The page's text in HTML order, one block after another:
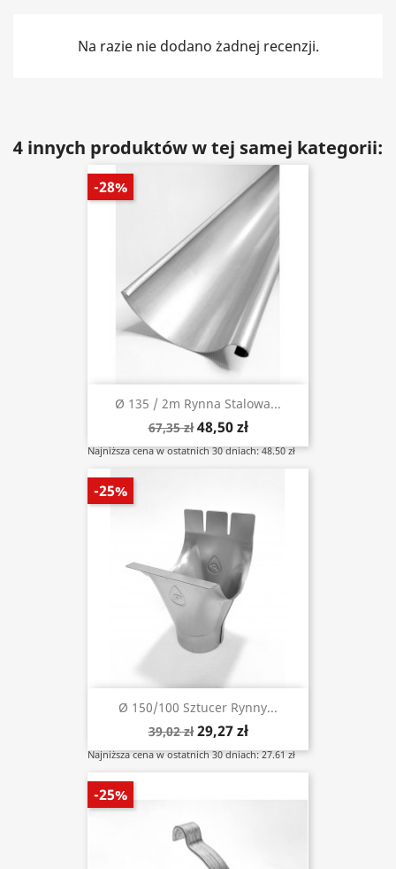
Na razie nie dodano żadnej recenzji.
4 innych produktów w tej samej kategorii:
Ø 135 / 2m Rynna Stalowa...
67,35 zł 48,50 zł
Najniższa cena w ostatnich 30 dniach: 48.50 zł
-28%
Ø 150/100 Sztucer Rynny...
39,02 zł 29,27 zł
Najniższa cena w ostatnich 30 dniach: 27.61 zł
-25%
-25%